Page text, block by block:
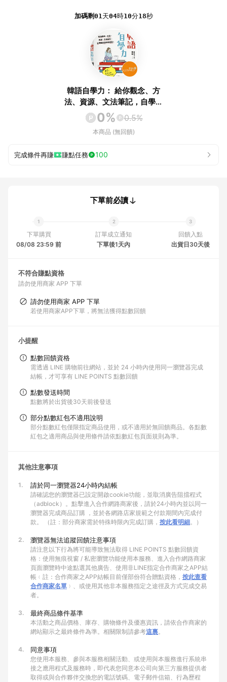
加碼剩01天04時10分18秒
韓語自學力： 給你觀念、方
法、資源、文法筆記，自學韓
文就這麼容易！
0% 0.5%
本商品 (無回饋)
完成條件再賺 賺點任務 100
下單前必讀
下單購買
08/08 23:59 前
訂單成立通知
下單後1天內
回饋入點
出貨日30天後
不符合賺點資格
請勿使用商家 APP 下單
請勿使用商家 APP 下單
若使用商家APP下單，將無法獲得點數回饋
小提醒
點數回饋資格
需透過 LINE 購物前往網站，並於 24 小時內使用同一瀏覽器完成
結帳，才可享有 LINE POINTS 點數回饋
點數發送時間
點數將於出貨後30天前後發送
部分點數紅包不適用說明
部分點數紅包僅限指定商品使用，或不適用於無回饋商品。各點數
紅包之適用商品與使用條件請依點數紅包頁面規則為準。
其他注意事項
1. 請於同一瀏覽器24小時內結帳
請確認您的瀏覽器已設定開啟cookie功能，並取消廣告阻擋程式
（adblock）。點擊進入合作網路商家後，請於24小時內並以同一
瀏覽器完成商品訂購 ，並於各網路店家規範之付款期間內完成付
款。 （註：部分商家需於特殊時限內完成訂購， 按此看明細。）
2. 瀏覽器無法追蹤回饋注意事項
請注意以下行為將可能導致無法取得 LINE POINTS 點數回饋資
格：使用無痕視窗 / 私密瀏覽功能使用本服務、進入合作網路商家
頁面瀏覽時中途點選其他廣告、使用非LINE指定合作商家之APP結
帳﹙註：合作商家之APP結帳目前僅部份符合贈點資格， 按此查看
合作商家名單 ﹚、或使用其他非本服務指定之途徑及方式完成交易
者。
3. 最終商品條件基準
本活動之商品價格、庫存、購物條件及優惠資訊，請依合作商家的
網站顯示之最終條件為準。相關限制請參考這裏。
4. 同意事項
您使用本服務、參與本服務相關活動、或使用與本服務進行系統串
接之應用程式及服務時，即代表您同意本公司向第三方服務提供者
取得或與合作夥伴交換您的電話號碼、電子郵件信箱、行為歷程